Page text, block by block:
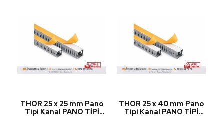
THOR 25 x 25 mm Pano
Tipi Kanal PANO TİPİ
THOR 25 x 40 mm Pano
Tipi Kanal PANO TİPİ